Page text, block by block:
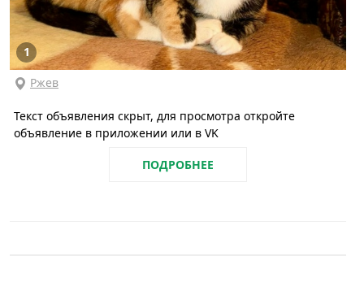
1
Ржев
Текст объявления скрыт, для просмотра откройте
объявление в приложении или в VK
ПОДРОБНЕЕ